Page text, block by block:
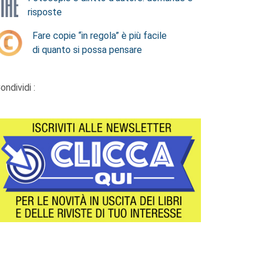
risposte
Fare copie “in regola” è più facile
di quanto si possa pensare
: